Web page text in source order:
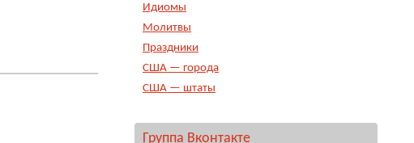
Идиомы
Молитвы
Праздники
США — города
США — штаты
Группа Вконтакте